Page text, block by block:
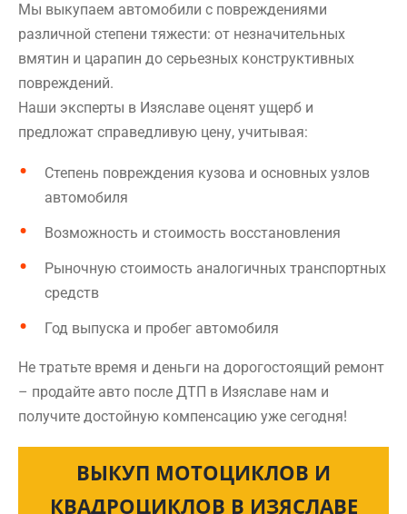
Мы выкупаем автомобили с повреждениями
различной степени тяжести: от незначительных
вмятин и царапин до серьезных конструктивных
повреждений.
Наши эксперты в Изяславе оценят ущерб и
предложат справедливую цену, учитывая:
Степень повреждения кузова и основных узлов
автомобиля
Возможность и стоимость восстановления
Рыночную стоимость аналогичных транспортных
средств
Год выпуска и пробег автомобиля
Не тратьте время и деньги на дорогостоящий ремонт
– продайте авто после ДТП в Изяславе нам и
получите достойную компенсацию уже сегодня!
ВЫКУП МОТОЦИКЛОВ И
КВАДРОЦИКЛОВ В ИЗЯСЛАВЕ